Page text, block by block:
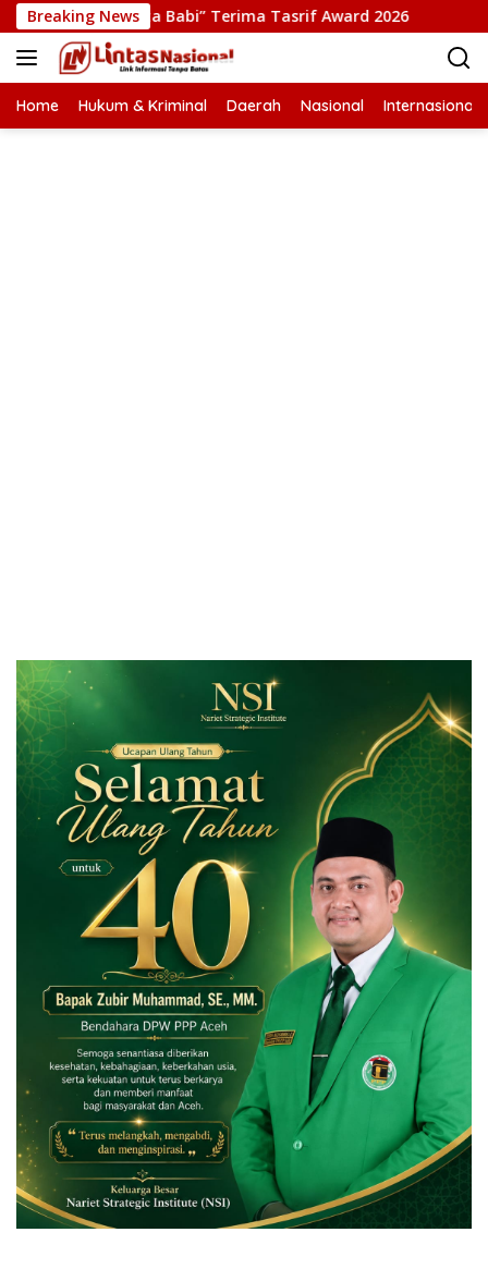
Langsung
ke
konten
Breaking News
“Pesta Babi” Terima Tasrif Award 2026 Kapolresta
Home Hukum & Kriminal Daerah Nasional Internasional